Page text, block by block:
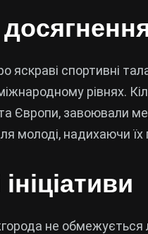
яскраві спортивні
рівнях.
Європи, завоювали
молоді, надихаючи їх
не